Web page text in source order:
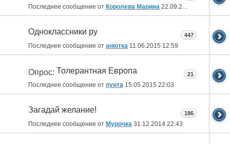
Последнее сообщение от Королева Марина 22.09.2015
Одноклассники ру
Последнее сообщение от анютка 11.06.2015 12:59
447
Опрос: Толерантная Европа
Последнее сообщение от пунта 15.05.2015 22:03
21
Загадай желание!
Последнее сообщение от Мурочка 31.12.2014 22:43
186